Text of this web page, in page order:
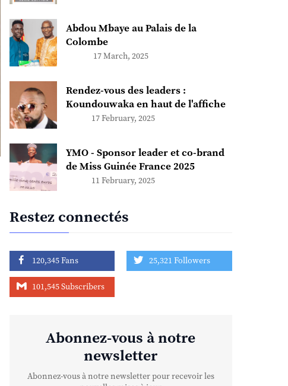
Abdou Mbaye au Palais de la
Colombe
17 March, 2025
Rendez-vous des leaders :
Koundouwaka en haut de l'affiche
17 February, 2025
YMO - Sponsor leader et co-brand
de Miss Guinée France 2025
11 February, 2025
Restez connectés
120,345 Fans 25,321 Followers
101,545 Subscribers
Abonnez-vous à notre
newsletter
Abonnez-vous à notre newsletter pour recevoir les